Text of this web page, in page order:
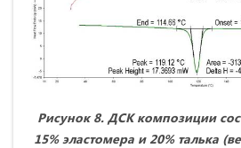
Рисунок 8. ДСК композиции
15% эластомера и 20% талька